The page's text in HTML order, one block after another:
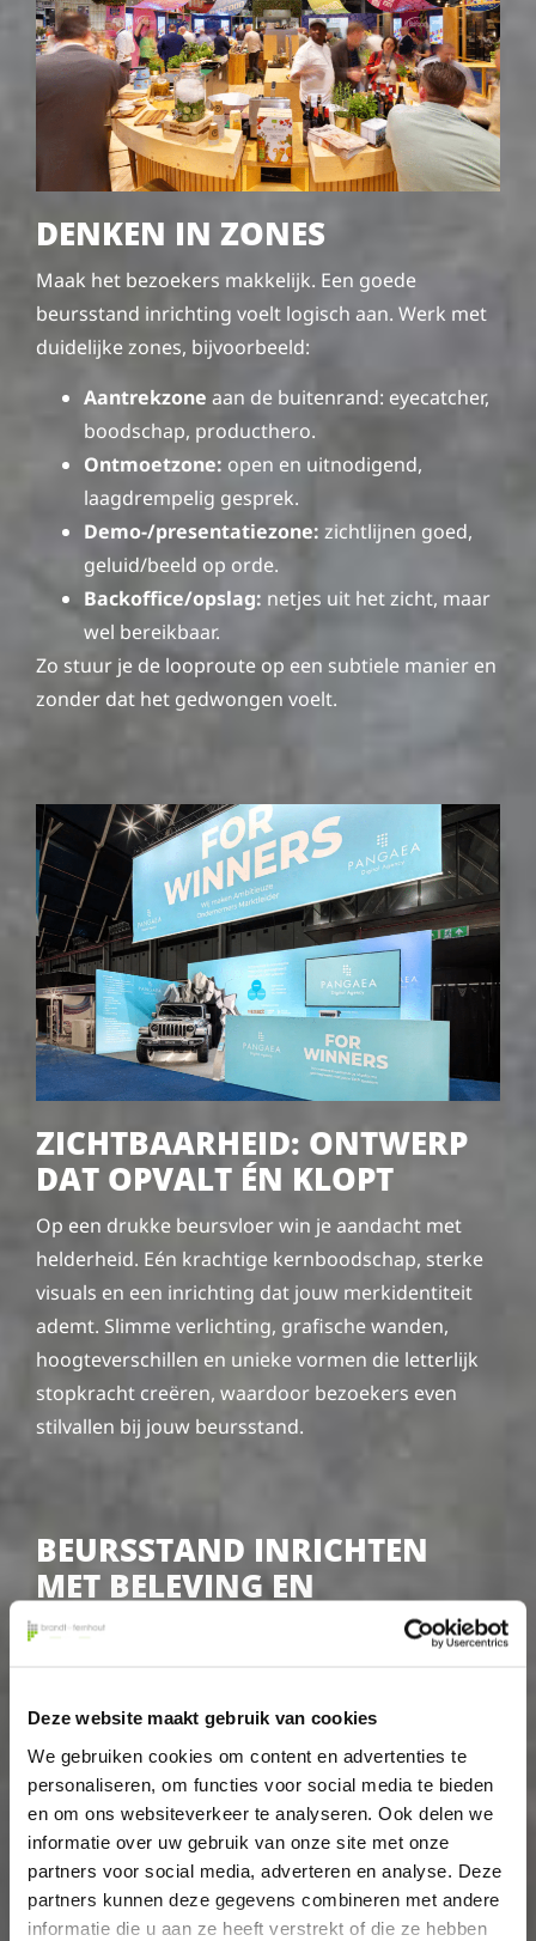
Deze website maakt gebruik van cookies
We gebruiken cookies om content en advertenties te
personaliseren, om functies voor social media te bieden
en om ons websiteverkeer te analyseren. Ook delen we
informatie over uw gebruik van onze site met onze
partners voor social media, adverteren en analyse. Deze
partners kunnen deze gegevens combineren met andere
informatie die u aan ze heeft verstrekt of die ze hebben
DENKEN IN ZONES
Maak het bezoekers makkelijk. Een goede
beursstand inrichting voelt logisch aan. Werk met
duidelijke zones, bijvoorbeeld:
Aantrekzone aan de buitenrand: eyecatcher,
boodschap, producthero.
Ontmoetzone: open en uitnodigend,
laagdrempelig gesprek.
Demo-/presentatiezone: zichtlijnen goed,
geluid/beeld op orde.
Backoffice/opslag: netjes uit het zicht, maar
wel bereikbaar.
Zo stuur je de looproute op een subtiele manier en
zonder dat het gedwongen voelt.
ZICHTBAARHEID: ONTWERP
DAT OPVALT ÉN KLOPT
Op een drukke beursvloer win je aandacht met
helderheid. Eén krachtige kernboodschap, sterke
visuals en een inrichting dat jouw merkidentiteit
ademt. Slimme verlichting, grafische wanden,
hoogteverschillen en unieke vormen die letterlijk
stopkracht creëren, waardoor bezoekers even
stilvallen bij jouw beursstand.
BEURSSTAND INRICHTEN
MET BELEVING EN
INTERACTIE
beursstand inrichten met bijvoorbeeld een korte
demo van je product of dienst, een touchscreen
met keuzemenu, een samplebar, of een mini-
ervaring die je product tastbaar maakt. Het doel is
verbinding, je bezoekers laten voelen waar je voor
staat.